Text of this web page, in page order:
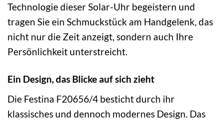
Technologie dieser Solar-Uhr begeistern und
tragen Sie ein Schmuckstück am Handgelenk, das
nicht nur die Zeit anzeigt, sondern auch Ihre
Persönlichkeit unterstreicht.
Ein Design, das Blicke auf sich zieht
Die Festina F20656/4 besticht durch ihr
klassisches und dennoch modernes Design. Das